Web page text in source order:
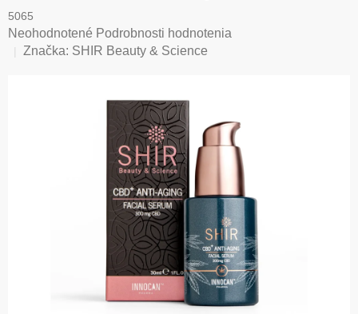
5065
Priemerné
hodnotenie
Neohodnotené Podrobnosti hodnotenia
Značka: SHIR Beauty & Science